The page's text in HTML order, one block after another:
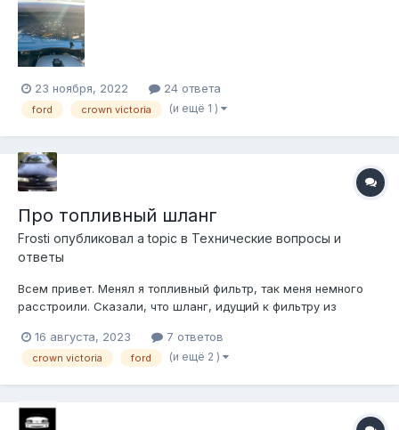
моторчик успел устать, или что-то к нему. Щиток аналоговый,
со спидометром и одометром по центру, посмотрел на
ибеях, от 1993 года мало,...
23 ноября, 2022 24 ответа
ford crown victoria (и ещё 1 )
Про топливный шланг
Frosti опубликовал a topic в Технические вопросы и
ответы
Всем привет. Менял я топливный фильтр, так меня немного
расстроили. Сказали, что шланг, идущий к фильтру из
такой шланг нарисован. Типа 15 мм внешний диаметр. А у
моей вики он очень очень толстый, почти не гнется,
16 августа, 2023 7 ответов
crown victoria ford (и ещё 2 )